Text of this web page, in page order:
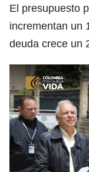
El presupuesto
incrementan un
deuda crece un